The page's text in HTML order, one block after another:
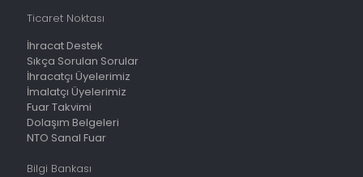
Ticaret Noktası
İhracat Destek
Sıkça Sorulan Sorular
İhracatçı Üyelerimiz
İmalatçı Üyelerimiz
Fuar Takvimi
Dolaşım Belgeleri
NTO Sanal Fuar
Bilgi Bankası